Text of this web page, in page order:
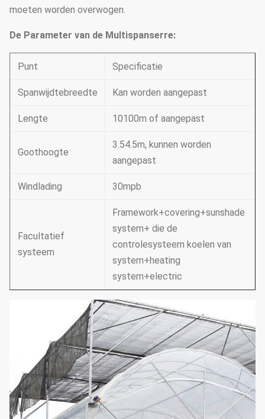
moeten worden overwogen.
De Parameter van de Multispanserre:
Punt Specificatie
Spanwijdtebreedte Kan worden aangepast
Lengte 10100m of aangepast
Goothoogte
3.54.5m, kunnen worden
aangepast
Windlading 30mpb
Facultatief
systeem
Framework+covering+sunshade
system+ die de
controlesysteem koelen van
system+heating
system+electric